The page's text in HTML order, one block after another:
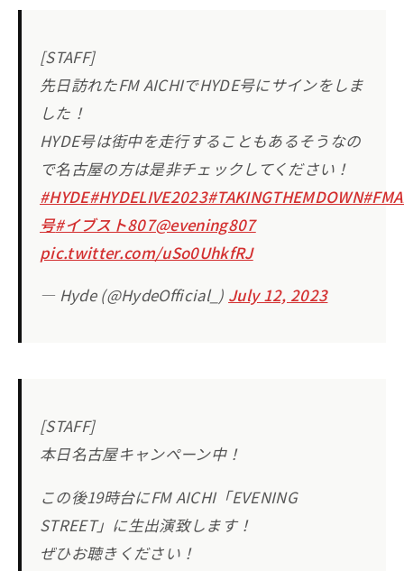
[STAFF]
先日訪れたFM AICHIでHYDE号にサインをしま
した！
HYDE号は街中を走行することもあるそうなの
で名古屋の方は是非チェックしてください！
#HYDE#HYDELIVE2023#TAKINGTHEMDOWN
号#イブスト807@evening807
pic.twitter.com/uSo0UhkfRJ
— Hyde (@HydeOfficial_) July 12, 2023
[STAFF]
本日名古屋キャンペーン中！
この後19時台にFM AICHI「EVENING
STREET」に生出演致します！
ぜひお聴きください！